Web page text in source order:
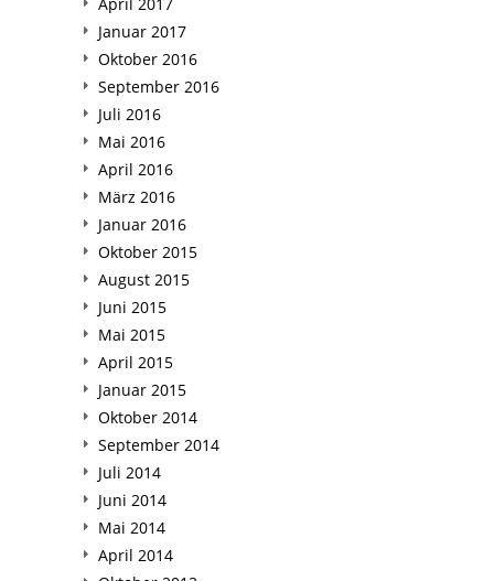
Januar 2017
Oktober 2016
September 2016
Juli 2016
Mai 2016
April 2016
März 2016
Januar 2016
Oktober 2015
August 2015
Juni 2015
Mai 2015
April 2015
Januar 2015
Oktober 2014
September 2014
Juli 2014
Juni 2014
Mai 2014
April 2014